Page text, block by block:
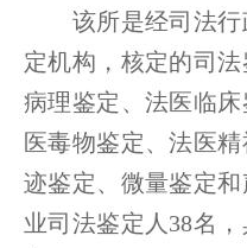
该所是经司法行
定机构，核定的司
病理鉴定、法医临
医毒物鉴定、法医
迹鉴定、微量鉴定
业司法鉴定人38名